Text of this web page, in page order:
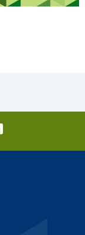
kopieren